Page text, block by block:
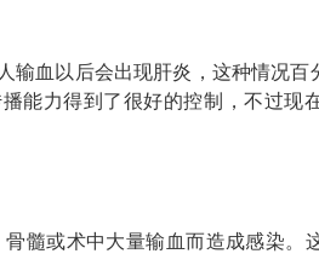
输血以后会出现肝炎，这种情况
能力得到了很好的控制，不过现
髓或术中大量输血而造成感染。